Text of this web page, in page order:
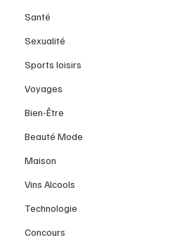
Santé
Sexualité
Sports loisirs
Voyages
Bien-Être
Beauté Mode
Maison
Vins Alcools
Technologie
Concours